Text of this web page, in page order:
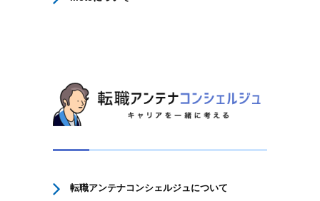
転職アンテナコンシェルジュについて